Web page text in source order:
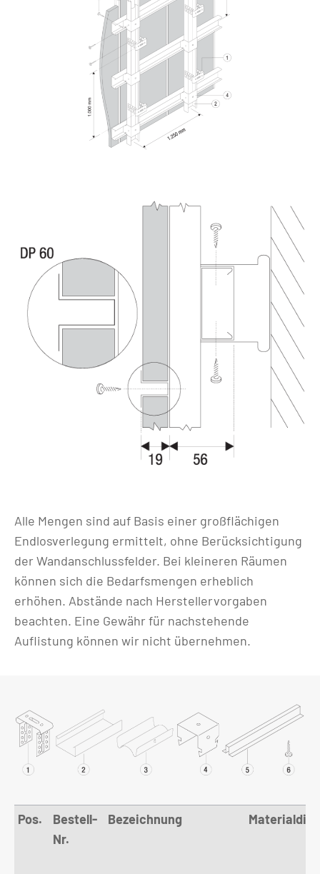
Alle Mengen sind auf Basis einer großflächigen
Endlosverlegung ermittelt, ohne Berücksichtigung
der Wandanschlussfelder. Bei kleineren Räumen
können sich die Bedarfsmengen erheblich
erhöhen. Abstände nach Herstellervorgaben
beachten. Eine Gewähr für nachstehende
Auflistung können wir nicht übernehmen.
Pos.
Bestell-
Nr.
Bezeichnung